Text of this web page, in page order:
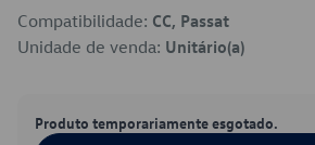
Compatibilidade: CC, Passat
Unidade de venda: Unitário(a)
Produto temporariamente esgotado.